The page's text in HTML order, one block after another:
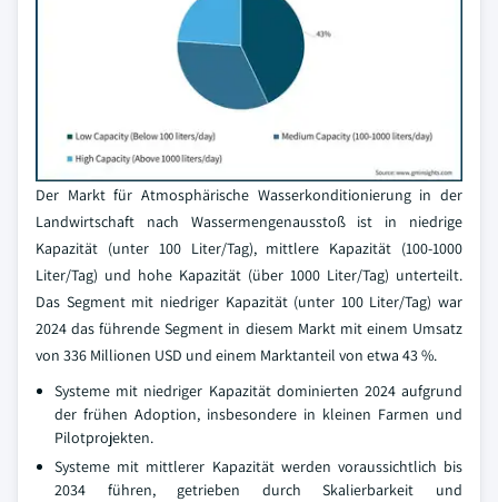
Der Markt für Atmosphärische Wasserkonditionierung in der
Landwirtschaft nach Wassermengenausstoß ist in niedrige
Kapazität (unter 100 Liter/Tag), mittlere Kapazität (100-1000
Liter/Tag) und hohe Kapazität (über 1000 Liter/Tag) unterteilt.
Das Segment mit niedriger Kapazität (unter 100 Liter/Tag) war
2024 das führende Segment in diesem Markt mit einem Umsatz
von 336 Millionen USD und einem Marktanteil von etwa 43 %.
Systeme mit niedriger Kapazität dominierten 2024 aufgrund
der frühen Adoption, insbesondere in kleinen Farmen und
Pilotprojekten.
Systeme mit mittlerer Kapazität werden voraussichtlich bis
2034 führen, getrieben durch Skalierbarkeit und